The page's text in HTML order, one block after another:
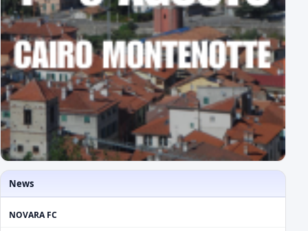
News
NOVARA FC